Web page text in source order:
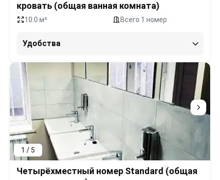
кровать (общая ванная комната)
10.0 м² Всего 1 номер
Удобства
1 / 5
Четырёхместный номер Standard (общая